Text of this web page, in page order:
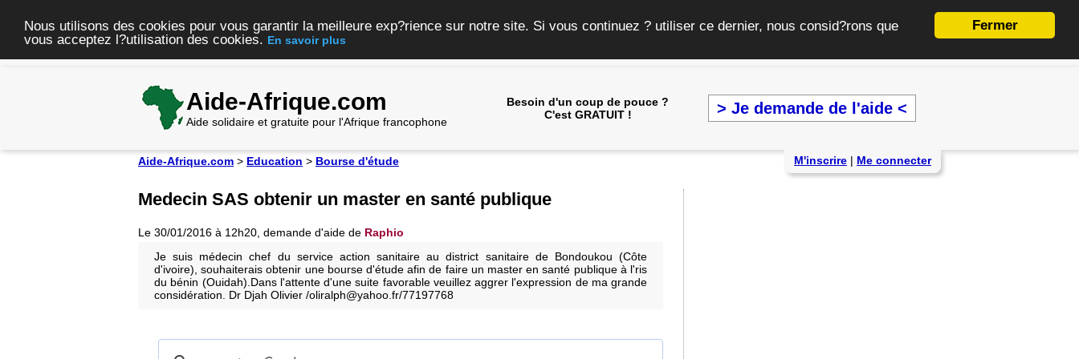
Fermer
Nous utilisons des cookies pour vous garantir la meilleure exp?rience sur notre site. Si vous continuez ? utiliser ce dernier, nous consid?rons que
vous acceptez l?utilisation des cookies. En savoir plus
Aide-Afrique.com
Aide solidaire et gratuite pour l'Afrique francophone
Besoin d'un coup de pouce ?
C'est GRATUIT !
> Je demande de l'aide <
Aide-Afrique.com > Education > Bourse d'étude M'inscrire | Me connecter
Medecin SAS obtenir un master en santé publique
Le 30/01/2016 à 12h20, demande d'aide de Raphio
Je suis médecin chef du service action sanitaire au district sanitaire de Bondoukou (Côte
d'ivoire), souhaiterais obtenir une bourse d'étude afin de faire un master en santé publique à l'ris
du bénin (Ouidah).Dans l'attente d'une suite favorable veuillez aggrer l'expression de ma grande
considération. Dr Djah Olivier /oliralph@yahoo.fr/77197768